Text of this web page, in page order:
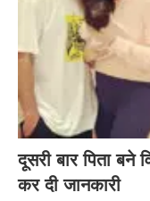
दूसरी बार‌ पिता बने
कर दी‌ जानकारी